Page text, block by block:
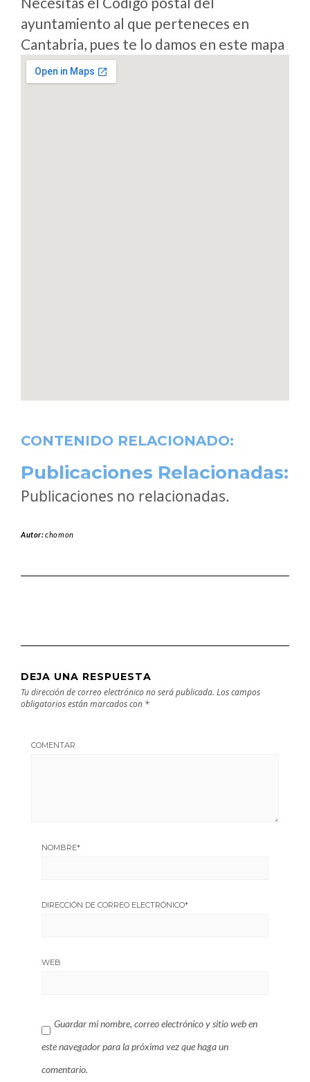
ayuntamiento al que perteneces en
Cantabria, pues te lo damos en este mapa
CONTENIDO RELACIONADO:
Publicaciones Relacionadas:
Publicaciones no relacionadas.
Autor:chomon
DEJA UNA RESPUESTA
Tu dirección de correo electrónico no será publicada. Los campos
obligatorios están marcados con *
COMENTAR
NOMBRE*
DIRECCIÓN DE CORREO ELECTRÓNICO*
WEB
Guardar mi nombre, correo electrónico y sitio web en
este navegador para la próxima vez que haga un
comentario.